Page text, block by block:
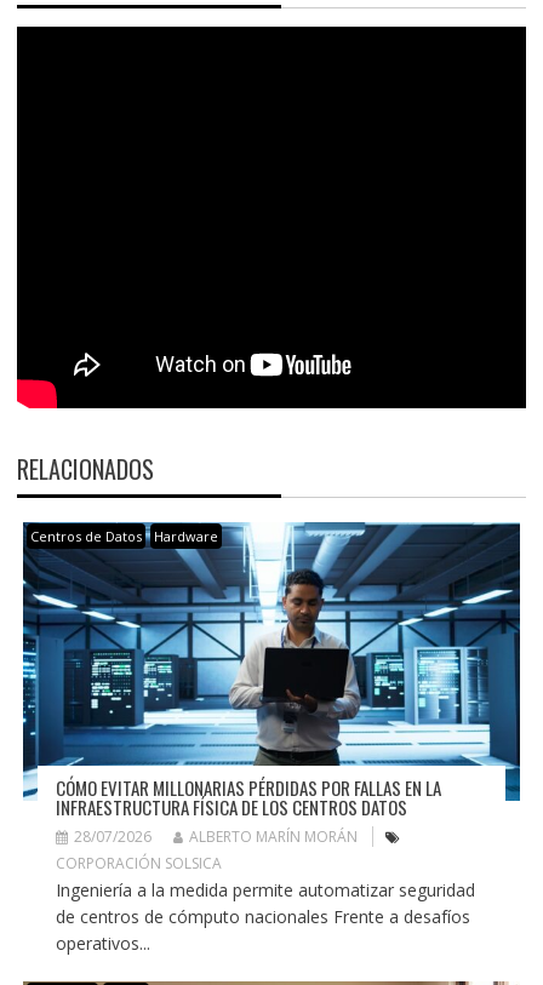
RELACIONADOS
Centros de Datos Hardware
CÓMO EVITAR MILLONARIAS PÉRDIDAS POR FALLAS EN LA
INFRAESTRUCTURA FÍSICA DE LOS CENTROS DATOS
28/07/2026
ALBERTO MARÍN MORÁN
CORPORACIÓN SOLSICA
Ingeniería a la medida permite automatizar seguridad
de centros de cómputo nacionales Frente a desafíos
operativos...